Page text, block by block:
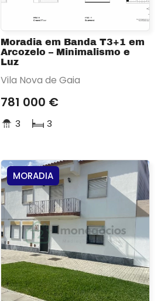
Moradia em Banda T3+1 em
Arcozelo – Minimalismo e
Luz
Vila Nova de Gaia
781 000 €
3 3
MORADIA